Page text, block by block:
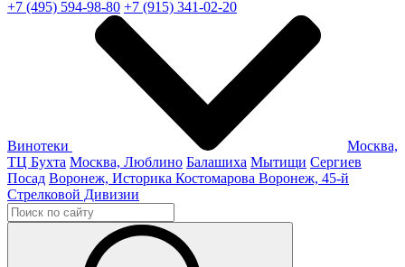
+7 (495) 594-98-80 +7 (915) 341-02-20
Винотеки
Москва,
ТЦ Бухта Москва, Люблино Балашиха Мытищи Сергиев
Посад Воронеж, Историка Костомарова Воронеж, 45-й
Стрелковой Дивизии